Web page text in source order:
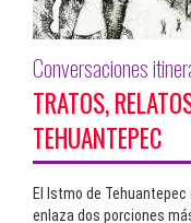
Conversaciones
TRATOS,
TEHUANTEPEC
El Istmo de
enlaza dos porciones